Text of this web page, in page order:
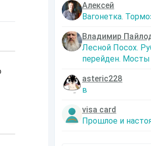
Алексей
Вагонетка.
Владимир
Лесной Посох.
перейден.
asteric228
в
visa card
Прошлое и